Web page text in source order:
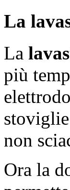
La
La
più
non
Ora la